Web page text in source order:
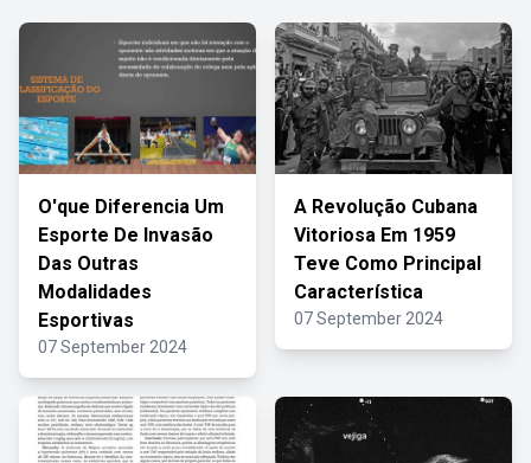
O'que Diferencia Um
Esporte De Invasão
Das Outras
Modalidades
Esportivas
07 September 2024
A Revolução Cubana
Vitoriosa Em 1959
Teve Como Principal
Característica
07 September 2024